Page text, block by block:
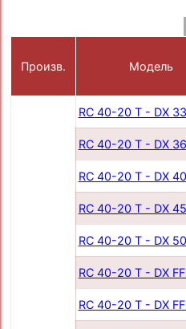
Произв. Модель
RC 40-20 T - DX
RC 40-20 T - DX
RC 40-20 T - DX
RC 40-20 T - DX
RC 40-20 T - DX
RC 40-20 T - DX
RC 40-20 T - DX